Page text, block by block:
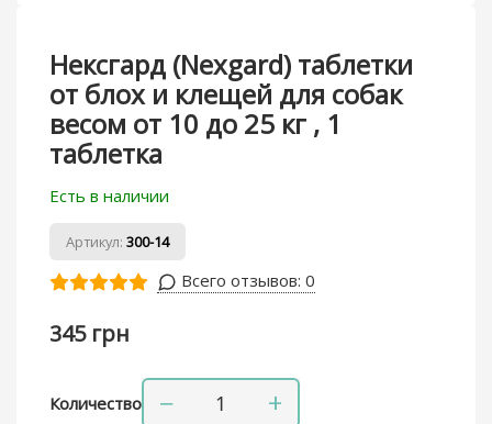
Нексгард (Nexgard) таблетки
от блох и клещей для собак
весом от 10 до 25 кг , 1
таблетка
Есть в наличии
Артикул: 300-14
Всего отзывов: 0
345 грн
Количество − +